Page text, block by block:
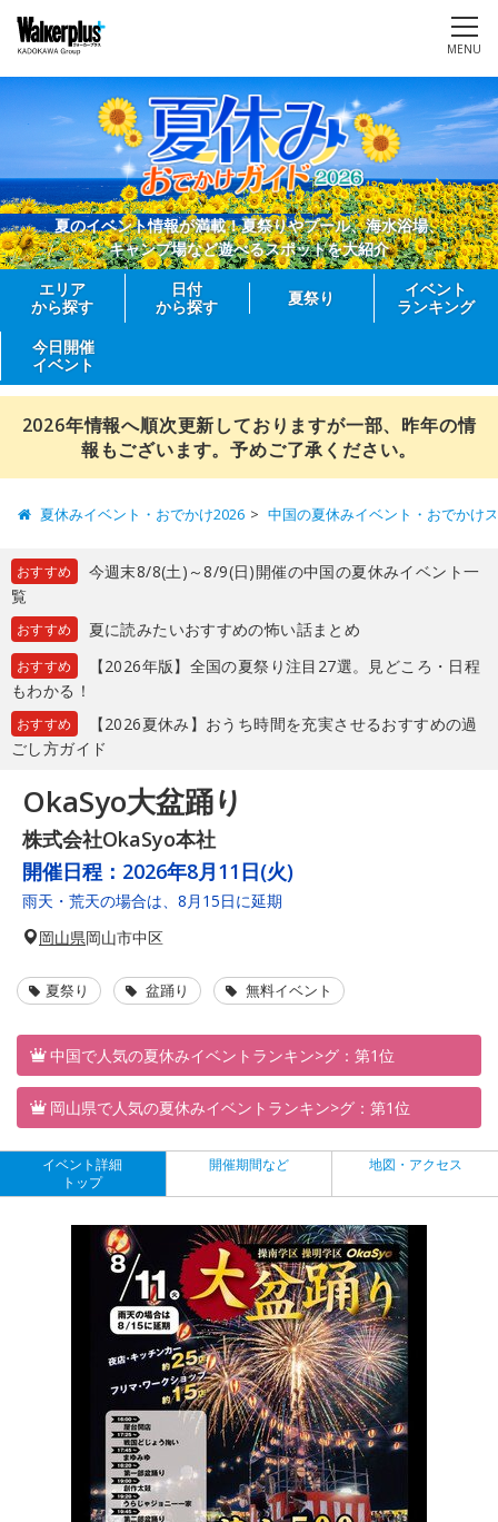
MENU
夏のイベント情報が満載！夏祭りやプール、海水浴場、
キャンプ場など遊べるスポットを大紹介
エリア
から探す
日付
から探す
夏祭り
イベント
ランキング
今日開催
イベント
2026年情報へ順次更新しておりますが一部、昨年の情
報もございます。予めご了承ください。
夏休みイベント・おでかけ2026 中国の夏休みイベント・おでかけ
おすすめ
今週末8/8(土)～8/9(日)開催の中国の夏休みイベント一
覧
おすすめ 夏に読みたいおすすめの怖い話まとめ
おすすめ
【2026年版】全国の夏祭り注目27選。見どころ・日程
もわかる！
おすすめ
【2026夏休み】おうち時間を充実させるおすすめの過
ごし方ガイド
OkaSyo大盆踊り
株式会社OkaSyo本社
開催日程： 2026年8月11日(火)
雨天・荒天の場合は、8月15日に延期
岡山県岡山市中区
夏祭り 盆踊り 無料イベント
中国で人気の夏休みイベントランキン>グ：第1位
岡山県で人気の夏休みイベントランキン>グ：第1位
イベント詳細
トップ
開催期間など 地図・アクセス